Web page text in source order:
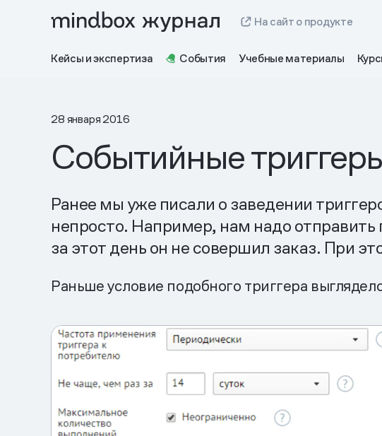
На сайт о продукте
Кейсы и экспертиза События Учебные материалы
28 января 2016
Событийные
Ранее мы уже писали о заведении
непросто. Например, нам надо
за этот день он не совершил заказ. При
Раньше условие подобного триггера